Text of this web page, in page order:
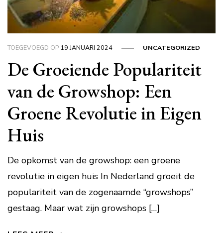
TOEGEVOEGD OP 19 JANUARI 2024 UNCATEGORIZED
De Groeiende Populariteit
van de Growshop: Een
Groene Revolutie in Eigen
Huis
De opkomst van de growshop: een groene
revolutie in eigen huis In Nederland groeit de
populariteit van de zogenaamde “growshops”
gestaag. Maar wat zijn growshops […]